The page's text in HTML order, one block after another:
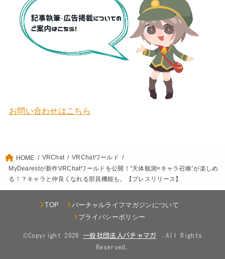
お問い合わせはこちら
HOME VRChat
VRChatワールド
MyDearestが新作VRChatワールドを公開！“天体観測×キャラ召喚”が楽しめ
る！？キャラと仲良くなれる部員機能も。【プレスリリース】
TOP
バーチャルライフマガジンについて
プライバシーポリシー
©Copyright 2026
.All Rights
Reserved.